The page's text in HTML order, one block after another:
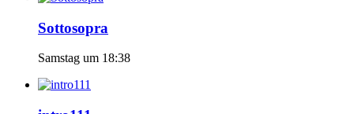
Sottosopra
Samstag um 18:38